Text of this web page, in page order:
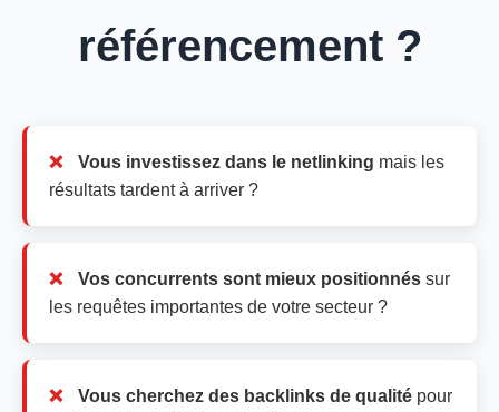
référencement ?
Vous investissez dans le netlinking mais les
résultats tardent à arriver ?
Vos concurrents sont mieux positionnés sur
les requêtes importantes de votre secteur ?
Vous cherchez des backlinks de qualité pour